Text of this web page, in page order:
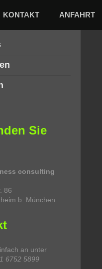
KONTAKT ANFAHRT
Sie
consulting
86
b. München
an unter
6752 5899